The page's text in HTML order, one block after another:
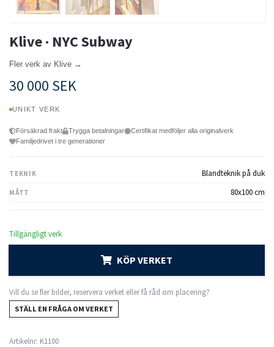
Klive · NYC Subway
Fler verk av Klive →
30 000 SEK
UNIKT VERK
Försäkrad frakt Trygga betalningar
Certifikat medföljer alla originalverk
Familjedrivet i tre generationer
TEKNIK Blandteknik på duk
MÅTT 80x100 cm
Tillgängligt verk
KÖP VERKET
Vill du se fler bilder, reservera verket eller få råd om placering?
STÄLL EN FRÅGA OM VERKET
Artikelnr: K1100